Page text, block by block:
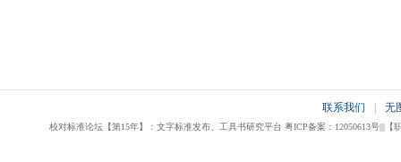
联系我们 无
校对标准论坛【第15年】：文字标准发布、工具书研究平台 粤ICP备案：12050613号|||【